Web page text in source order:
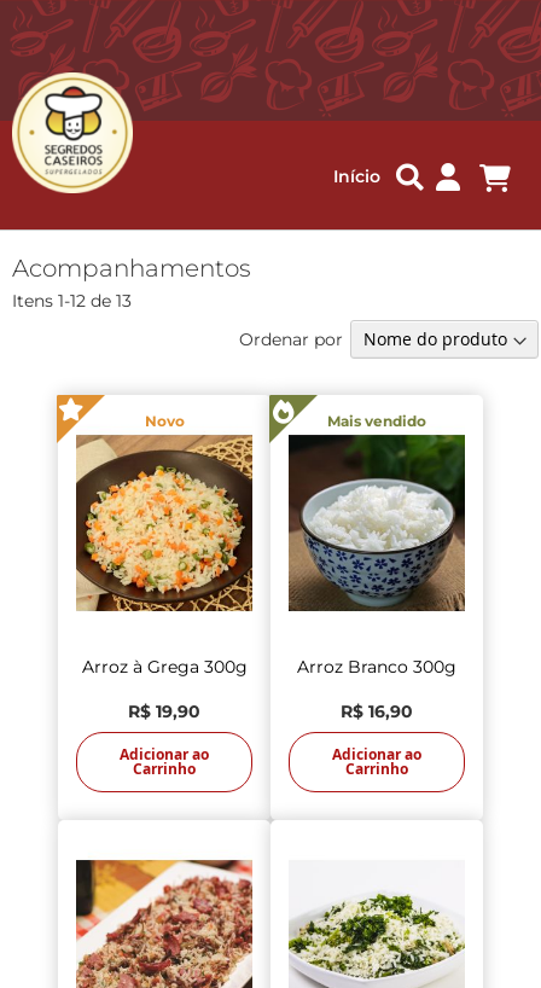
Início
Acompanhamentos
Itens 1-12 de 13
Ordenar por
Novo
Arroz à Grega 300g
R$ 19,90
Adicionar ao
Carrinho
Mais vendido
Arroz Branco 300g
R$ 16,90
Adicionar ao
Carrinho